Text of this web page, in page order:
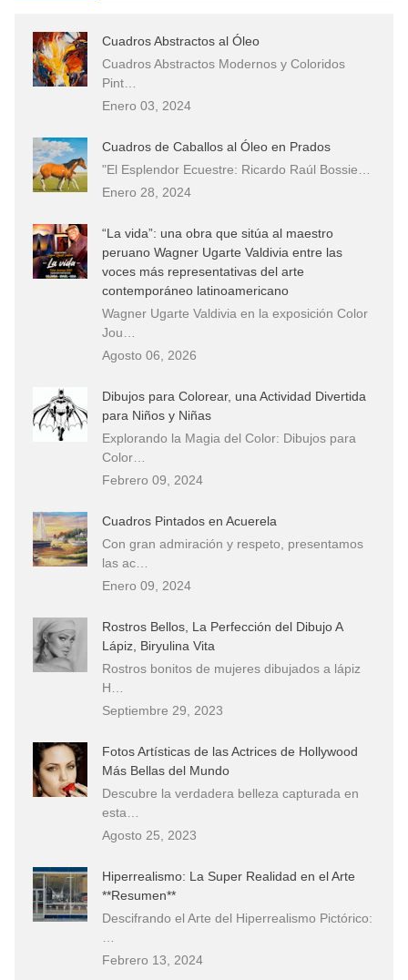
El mundo del arte en pintura surrealista
Cuadros Abstractos al Óleo
Cuadros Abstractos Modernos y Coloridos
Pint…
Enero 03, 2024
Cuadros de Caballos al Óleo en Prados
"El Esplendor Ecuestre: Ricardo Raúl Bossie…
Enero 28, 2024
“La vida”: una obra que sitúa al maestro
peruano Wagner Ugarte Valdivia entre las
voces más representativas del arte
contemporáneo latinoamericano
Wagner Ugarte Valdivia en la exposición Color
Jou…
Agosto 06, 2026
Dibujos para Colorear, una Actividad Divertida
para Niños y Niñas
Explorando la Magia del Color: Dibujos para
Color…
Febrero 09, 2024
Cuadros Pintados en Acuerela
Con gran admiración y respeto, presentamos
las ac…
Enero 09, 2024
Rostros Bellos, La Perfección del Dibujo A
Lápiz, Biryulina Vita
Rostros bonitos de mujeres dibujados a lápiz
H…
Septiembre 29, 2023
Fotos Artísticas de las Actrices de Hollywood
Más Bellas del Mundo
Descubre la verdadera belleza capturada en
esta…
Agosto 25, 2023
Hiperrealismo: La Super Realidad en el Arte
**Resumen**
Descifrando el Arte del Hiperrealismo Pictórico:
Febrero 13, 2024